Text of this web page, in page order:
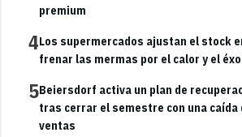
premium
4Los supermercados ajustan el stock
frenar las mermas por el calor y el
5Beiersdorf activa un plan de
tras cerrar el semestre con una caída
ventas